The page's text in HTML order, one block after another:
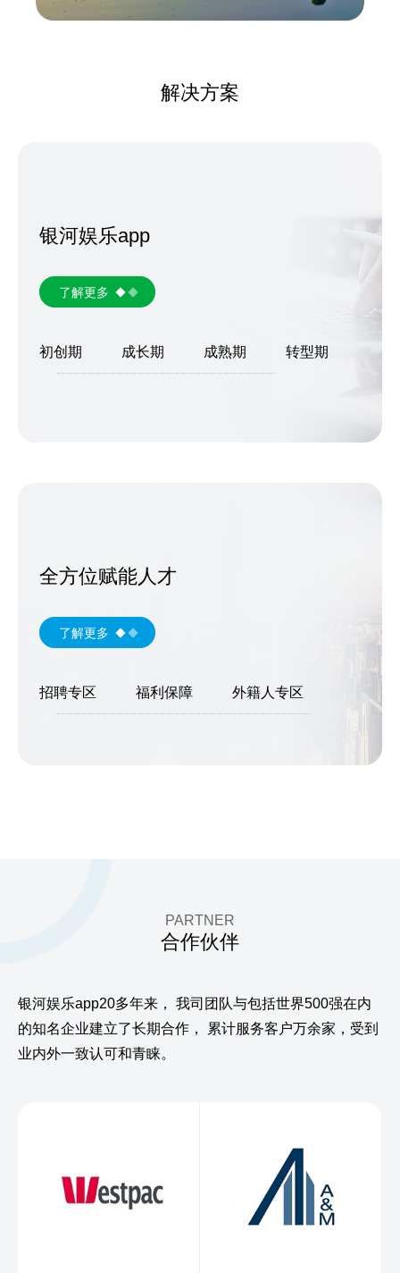
解决方案
银河娱乐app
了解更多
初创期 成长期 成熟期 转型期
全方位赋能人才
了解更多
招聘专区 福利保障 外籍人专区
PARTNER
合作伙伴
银河娱乐app20多年来，
我司团队与包括世界500强在内
的知名企业建立了长期合作，
累计服务客户万余家，受到
业内外一致认可和青睐。